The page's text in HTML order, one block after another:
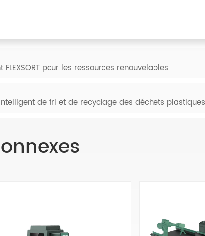
pour les ressources renouvelables
intelligent de tri et de recyclage des déchets plastiques